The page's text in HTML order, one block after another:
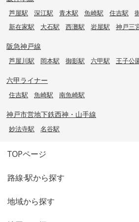
芦屋駅 深江駅 青木駅 魚崎駅 住吉駅
新在家駅
大石駅 西灘駅 岩屋駅 神戸三
阪急神戸線
芦屋川駅 岡本駅 御影駅 六甲駅 王子公
六甲ライナー
住吉駅 魚崎駅 南魚崎駅
神戸市営地下鉄西神・山手線
妙法寺駅 名谷駅
TOPページ
路線·駅から探す
地域から探す